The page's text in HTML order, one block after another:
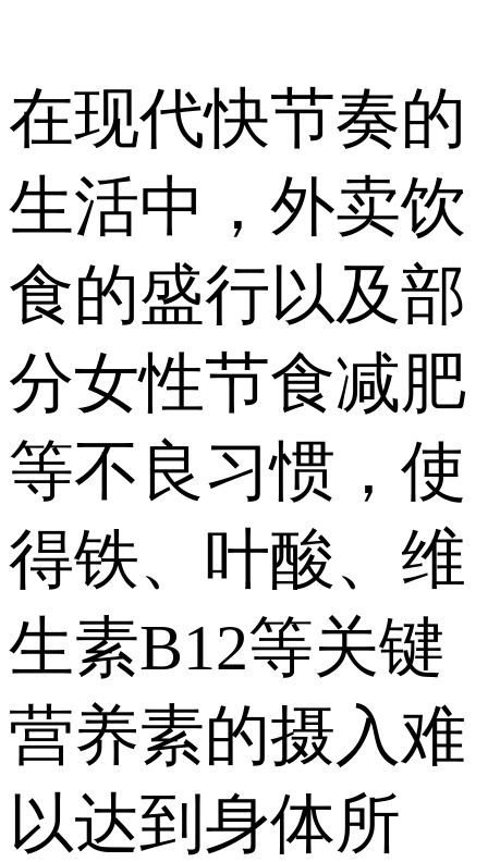
在现代快节奏的
生活中，外卖饮
食的盛行以及部
分女性节食减肥
等不良习惯，使
得铁、叶酸、维
生素B12等关键
营养素的摄入难
以达到身体所